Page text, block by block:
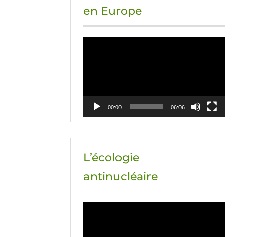
en Europe
00:00 06:06
L’écologie
antinucléaire